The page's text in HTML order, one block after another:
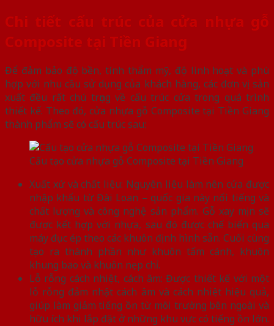
Chi tiết cấu trúc của cửa nhựa gỗ
Composite tại Tiền Giang
Để đảm bảo độ bền, tính thẩm mỹ, độ linh hoạt và phù
hợp với nhu cầu sử dụng của khách hàng, các đơn vị sản
xuất đều rất chú trọng về cấu trúc cửa trong quá trình
thiết kế. Theo đó, cửa nhựa gỗ Composite tại Tiền Giang
thành phẩm sẽ có cấu trúc sau:
Cấu tạo cửa nhựa gỗ Composite tại Tiền Giang
Xuất xứ và chất liệu: Nguyên liệu làm nên cửa được
nhập khẩu từ Đài Loan – quốc gia này nổi tiếng và
chất lượng và công nghệ sản phẩm. Gỗ xay mịn sẽ
được kết hợp với nhựa, sau đó được chế biến qua
máy đục ép theo các khuôn định hình sẵn. Cuối cùng
tạo ra thành phần như khuôn tấm cánh, khuôn
khung bao và khuôn nẹp chỉ.
Lỗ rỗng cách nhiệt, cách âm: Được thiết kế với một
lỗ rỗng đảm nhật cách âm và cách nhiệt hiệu quả,
giúp làm giảm tiếng ồn từ môi trường bên ngoài và
hữu ích khi lắp đặt ở những khu vực có tiếng ồn lớn.